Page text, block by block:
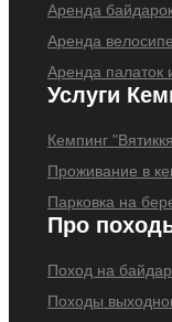
Аренда
Аренда
Аренда палаток
Услуги
Кемпинг
Проживание в
Парковка на
Про
Поход на
Походы